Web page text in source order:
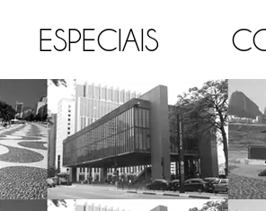
ESPECIAIS